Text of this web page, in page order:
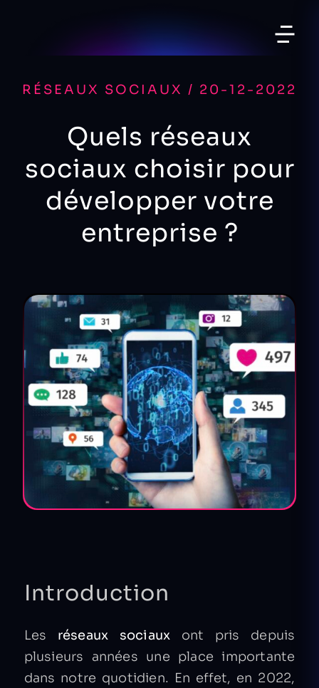
RÉSEAUX SOCIAUX / 20-12-2022
Quels réseaux
sociaux choisir pour
développer votre
entreprise ?
Introduction
Les réseaux sociaux ont pris depuis
plusieurs années une place importante
dans notre quotidien. En effet, en 2022,